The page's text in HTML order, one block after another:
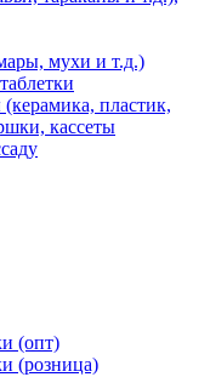
мухи и т.д.)
пластик,
кассеты
(опт)
(розница)